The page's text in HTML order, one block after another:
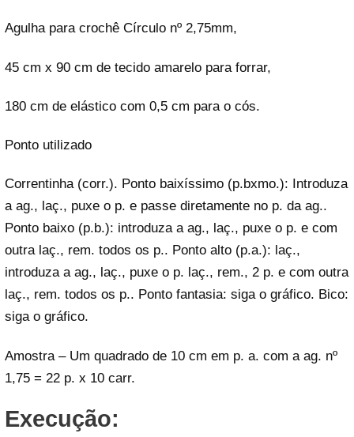
Agulha para crochê Círculo nº 2,75mm,
45 cm x 90 cm de tecido amarelo para forrar,
180 cm de elástico com 0,5 cm para o cós.
Ponto utilizado
Correntinha (corr.). Ponto baixíssimo (p.bxmo.): Introduza
a ag., laç., puxe o p. e passe diretamente no p. da ag..
Ponto baixo (p.b.): introduza a ag., laç., puxe o p. e com
outra laç., rem. todos os p.. Ponto alto (p.a.): laç.,
introduza a ag., laç., puxe o p. laç., rem., 2 p. e com outra
laç., rem. todos os p.. Ponto fantasia: siga o gráfico. Bico:
siga o gráfico.
Amostra – Um quadrado de 10 cm em p. a. com a ag. nº
1,75 = 22 p. x 10 carr.
Execução: